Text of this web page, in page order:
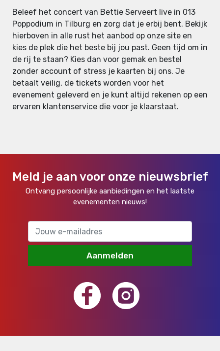
Beleef het concert van Bettie Serveert live in 013
Poppodium in Tilburg en zorg dat je erbij bent. Bekijk
hierboven in alle rust het aanbod op onze site en
kies de plek die het beste bij jou past. Geen tijd om in
de rij te staan? Kies dan voor gemak en bestel
zonder account of stress je kaarten bij ons. Je
betaalt veilig, de tickets worden voor het
evenement geleverd en je kunt altijd rekenen op een
ervaren klantenservice die voor je klaarstaat.
Meld je aan voor onze nieuwsbrief
Ontvang persoonlijke aanbiedingen en het laatste
evenementen nieuws!
Aanmelden